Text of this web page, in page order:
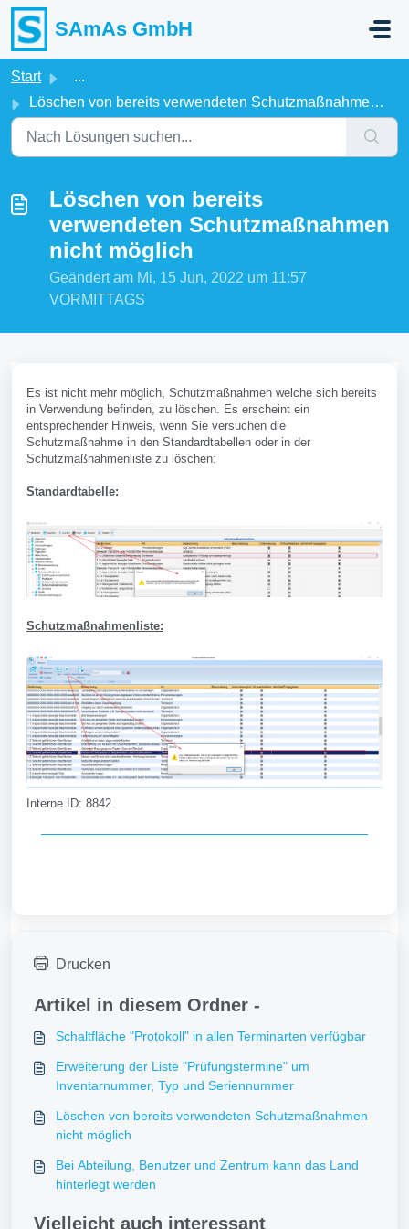
Zum hauptsächlichen Inhalt gehen
SAmAs GmbH
Start
...
Löschen von bereits verwendeten Schutzmaßnahmen nicht mög...
Löschen von bereits
verwendeten Schutzmaßnahmen
nicht möglich
Geändert am Mi, 15 Jun, 2022 um 11:57
VORMITTAGS
Es ist nicht mehr möglich, Schutzmaßnahmen welche sich bereits
in Verwendung befinden, zu löschen. Es erscheint ein
entsprechender Hinweis, wenn Sie versuchen die
Schutzmaßnahme in den Standardtabellen oder in der
Schutzmaßnahmenliste zu löschen:
Standardtabelle:
Schutzmaßnahmenliste:
Interne ID: 8842
Drucken
Artikel in diesem Ordner -
Schaltfläche "Protokoll" in allen Terminarten verfügbar
Erweiterung der Liste "Prüfungstermine" um
Inventarnummer, Typ und Seriennummer
Löschen von bereits verwendeten Schutzmaßnahmen
nicht möglich
Bei Abteilung, Benutzer und Zentrum kann das Land
hinterlegt werden
Vielleicht auch interessant